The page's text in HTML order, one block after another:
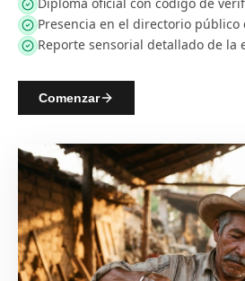
Presencia en el directorio público
Reporte sensorial detallado de la
Comenzar